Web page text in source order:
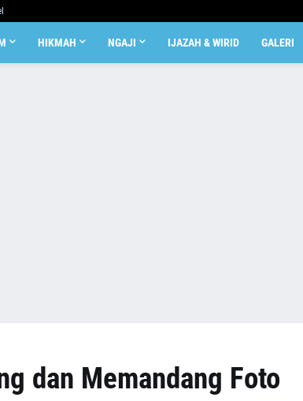
HIKMAH NGAJI IJAZAH & WIRID GALERI
dan Memandang Foto